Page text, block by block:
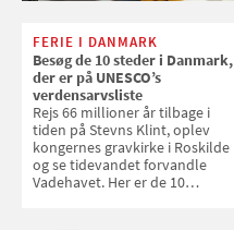
FERIE I DANMARK
Besøg de 10 steder i Danmark,
der er på UNESCO’s
verdensarvsliste
Rejs 66 millioner år tilbage i
tiden på Stevns Klint, oplev
kongernes gravkirke i Roskilde
og se tidevandet forvandle
Vadehavet. Her er de 10